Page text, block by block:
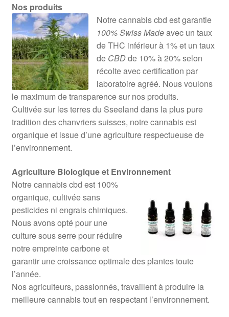
Nos produits
Notre cannabis cbd est garantie
100% Swiss Madeavec un taux
de THC inférieur à 1% et un taux
deCBDde 10% à 20% selon
récolte avec certification par
laboratoire agréé. Nous voulons
le maximum de transparence sur nos produits.
Cultivée sur les terres du Sseeland dans la plus pure
tradition des chanvriers suisses, notre cannabis est
organique et issue d’une agriculture respectueuse de
l’environnement.
Agriculture Biologique et Environnement
Notre cannabis cbd est 100%
organique, cultivée sans
pesticides ni engrais chimiques.
Nous avons opté pour une
culture sous serre pour réduire
notre empreinte carbone et
garantir une croissance optimale des plantes toute
l’année.
Nos agriculteurs, passionnés, travaillent à produire la
meilleure cannabis tout en respectant l’environnement.